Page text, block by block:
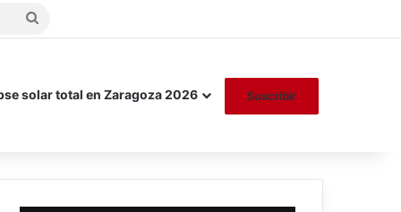
Buscar
solar total en Zaragoza 2026 Suscribir